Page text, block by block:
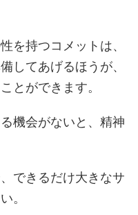
を持つコメットは、
してあげるほうが、
とができます。
機会がないと、精神
できるだけ大きなサ
。